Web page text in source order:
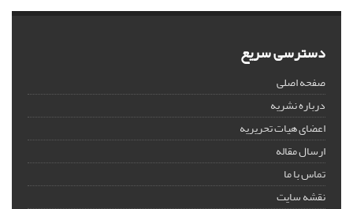
دسترسی سریع
صفحه اصلی
درباره نشریه
اعضای هیات تحریریه
ارسال مقاله
تماس با ما
نقشه سایت